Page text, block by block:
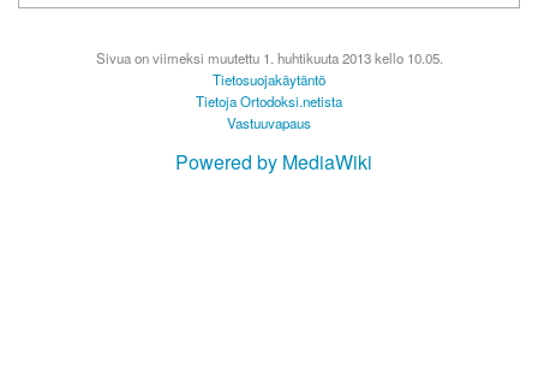
Sivua on viimeksi muutettu 1. huhtikuuta 2013 kello 10.05.
Tietosuojakäytäntö
Tietoja Ortodoksi.netista
Vastuuvapaus
Powered by MediaWiki